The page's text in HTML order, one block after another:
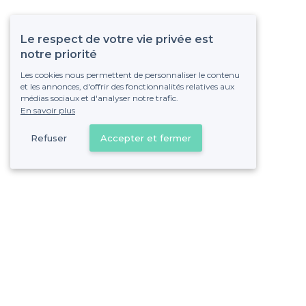
Le respect de votre vie privée est
notre priorité
Les cookies nous permettent de personnaliser le contenu
et les annonces, d'offrir des fonctionnalités relatives aux
médias sociaux et d'analyser notre trafic.
En savoir plus
Refuser Accepter et fermer